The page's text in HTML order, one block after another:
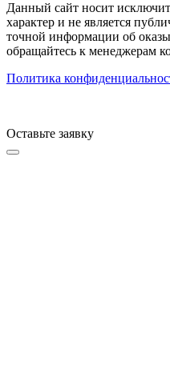
Данный сайт носит
характер и не является
точной информации об
обращайтесь к менеджерам
Политика
Оставьте заявку